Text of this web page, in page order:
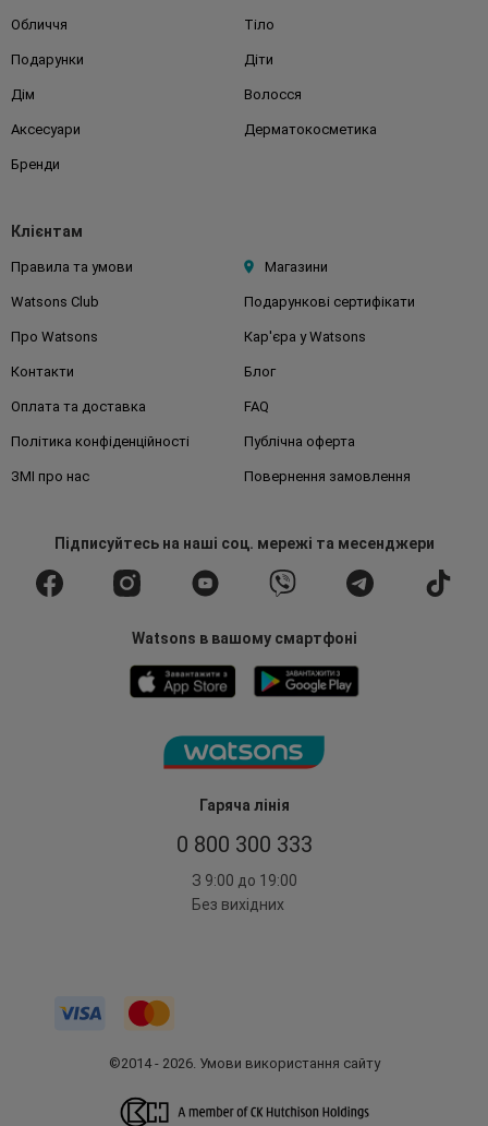
Гаряча лінія
0 800 300 333
З 9:00 до 19:00
Без вихідних
Обличчя Тіло
Подарунки Діти
Дім Волосся
Аксесуари Дерматокосметика
Бренди
Клієнтам
Правила та умови Магазини
Watsons Club Подарункові сертифікати
Про Watsons Кар'єра у Watsons
Контакти Блог
Оплата та доставка FAQ
Політика конфіденційності Публічна оферта
ЗМІ про нас Повернення замовлення
Підписуйтесьна наші соц. мережі та месенджери
Watsons в вашому смартфоні
©2014 - 2026. Умови використання сайту